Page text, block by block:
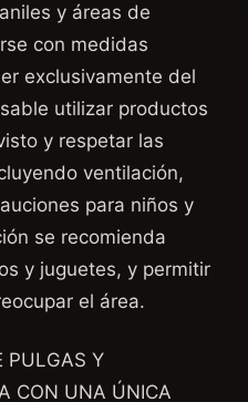
y áreas de
con medidas
exclusivamente del
utilizar productos
y respetar las
ventilación,
para niños y
se recomienda
y juguetes, y permitir
el área.
PULGAS Y
CON UNA ÚNICA